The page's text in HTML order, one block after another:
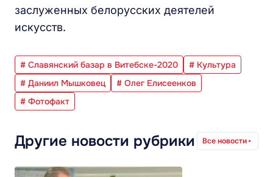
заслуженных белорусских деятелей
искусств.
# Славянский базар в Витебске-2020
# Культура
# Даниил Мышковец
# Олег Елисеенков
# Фотофакт
Другие новости рубрики Все новости